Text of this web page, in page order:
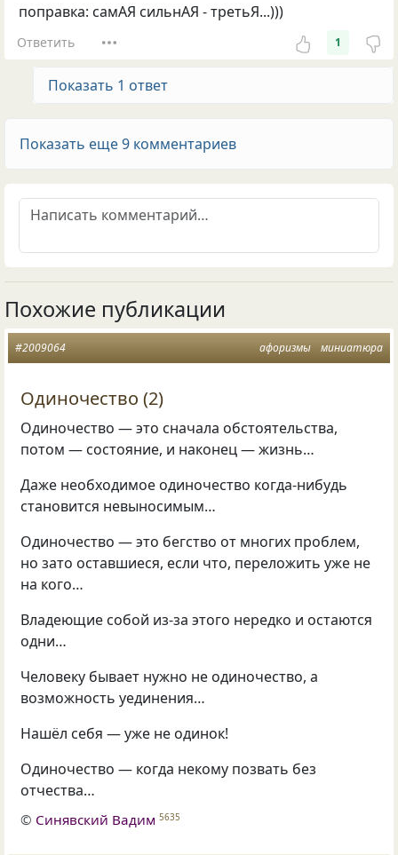
поправка: самАЯ сильнАЯ - третьЯ...)))
Ответить 1
Показать 1 ответ
Показать еще 9 комментариев
Похожие публикации
афоризмы миниатюра
#2009064
Одиночество (2)
Одиночество — это сначала обстоятельства,
потом — состояние, и наконец — жизнь…
Даже необходимое одиночество когда-нибудь
становится невыносимым…
Одиночество — это бегство от многих проблем,
но зато оставшиеся, если что, переложить уже не
на кого…
Владеющие собой из-за этого нередко и остаются
одни…
Человеку бывает нужно не одиночество, а
возможность уединения…
Нашёл себя — уже не одинок!
Одиночество — когда некому позвать без
отчества…
© Синявский Вадим 5635